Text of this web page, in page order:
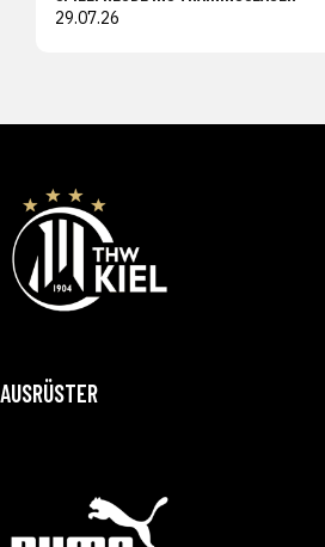
29.07.26
AUSRÜSTER